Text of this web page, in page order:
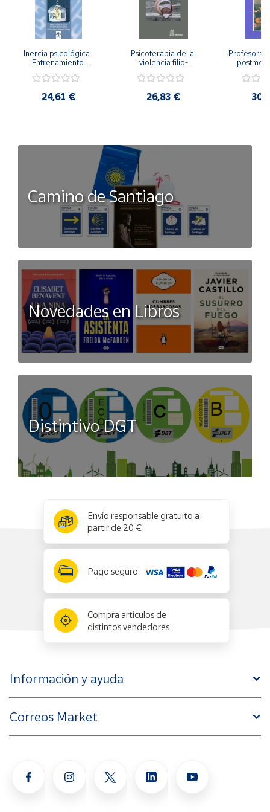
Inercia psicológica.
Entrenamiento
Igualdad de Género.
24,61 €
Psicoterapia de la
violencia filio-
secreto y la
26,83 €
Camino de Santiago
Novedades en Libros
Distintivo DGT
Envío responsable gratuito a
partir de 20 €
Pago seguro
Compra artículos de
distintos vendedores
Información y ayuda
Correos Market